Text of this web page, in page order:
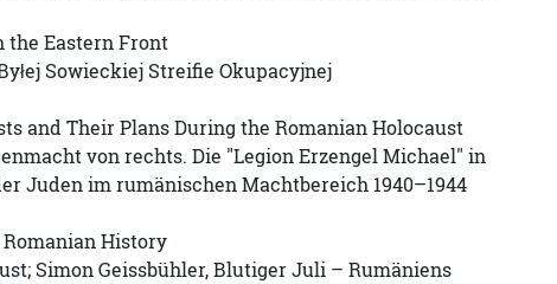
the Eastern Front
Sowieckiej Streifie Okupacyjnej
and Their Plans During the Romanian Holocaust
von rechts. Die "Legion Erzengel Michael" in
Juden im rumänischen Machtbereich 1940–1944
History
Simon Geissbühler, Blutiger Juli – Rumäniens